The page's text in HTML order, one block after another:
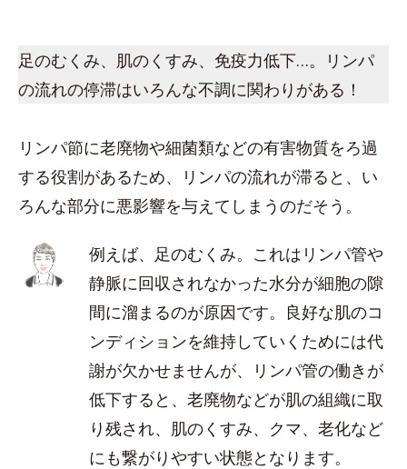
足のむくみ、肌のくすみ、免疫力低下…。リンパ
の流れの停滞はいろんな不調に関わりがある！
リンパ節に老廃物や細菌類などの有害物質をろ過
する役割があるため、リンパの流れが滞ると、い
ろんな部分に悪影響を与えてしまうのだそう。
例えば、足のむくみ。これはリンパ管や
静脈に回収されなかった水分が細胞の隙
間に溜まるのが原因です。良好な肌のコ
ンディションを維持していくためには代
謝が欠かせませんが、リンパ管の働きが
低下すると、老廃物などが肌の組織に取
り残され、肌のくすみ、クマ、老化など
にも繋がりやすい状態となります。